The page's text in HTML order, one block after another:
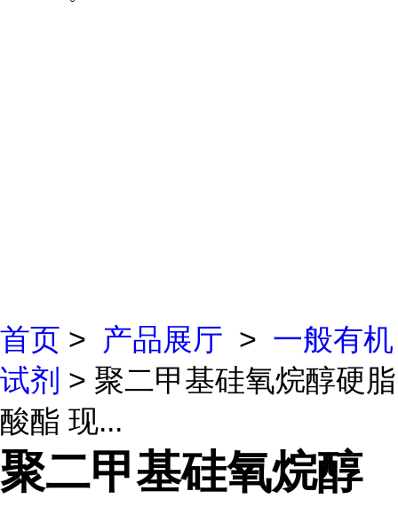
首页 > 产品展厅 > 一般有机
试剂 > 聚二甲基硅氧烷醇硬脂
酸酯 现...
聚二甲基硅氧烷醇